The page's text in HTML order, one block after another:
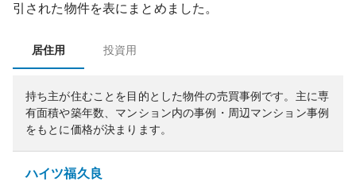
引された物件を表にまとめました。
居住用 投資用
持ち主が住むことを目的とした物件の売買事例です。 主に専
有面積や築年数、マンション内の事例・周辺マンション事例
をもとに価格が決まります。
ハイツ福久良